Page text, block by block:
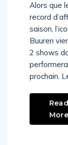
Alors que
record
saison,
Buuren
2 shows
prochain.
Read
More